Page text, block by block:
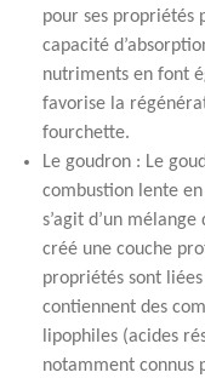
pour ses propriétés
capacité
nutriments en font
favorise la
fourchette.
Le goudron : Le
combustion lente en
s’agit d’un
créé une couche
propriétés sont
contiennent des
lipophiles (acides
notamment connus